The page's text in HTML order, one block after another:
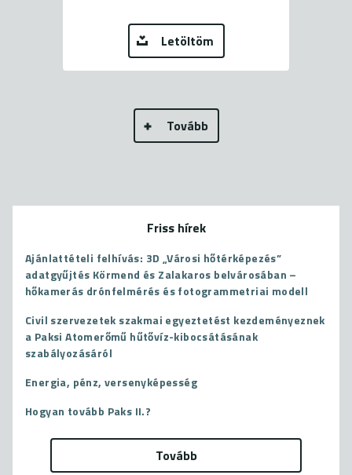
Letöltöm
Tovább
Friss hírek
Ajánlattételi felhívás: 3D „Városi hőtérképezés”
adatgyűjtés Körmend és Zalakaros belvárosában –
hőkamerás drónfelmérés és fotogrammetriai modell
Civil szervezetek szakmai egyeztetést kezdeményeznek
a Paksi Atomerőmű hűtővíz-kibocsátásának
szabályozásáról
Energia, pénz, versenyképesség
Hogyan tovább Paks II.?
Tovább